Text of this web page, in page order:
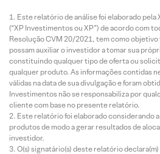
Este relatório de análise foi elaborado
(“XP Investimentos ou XP”) de acordo com
Resolução CVM 20/2021, tem como
possam auxiliar o investidor a tomar sua
constituindo qualquer tipo de oferta ou
qualquer produto. As informações contidas
válidas na data de sua divulgação e foram
Investimentos não se responsabiliza por
cliente com base no presente relatório.
Este relatório foi elaborado considerando
produtos de modo a gerar resultados de
investidor.
O(s) signatário(s) deste relatório